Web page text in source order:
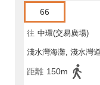
66
往 中環(交易廣場)
淺水灣海灘, 淺水灣道
距離 150m